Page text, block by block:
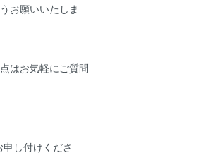
お願いいたしま
はお気軽にご質問
し付けくださ